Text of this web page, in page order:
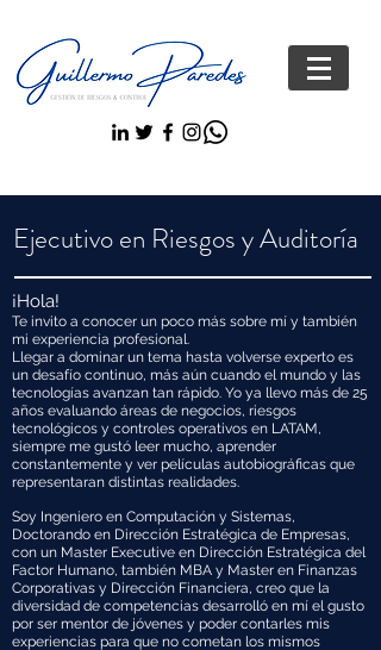
Ejecutivo en Riesgos yAuditoría
¡Hola!
Te invito a conocer un poco más sobre mí y también
mi experiencia profesional.
Llegar a dominar un tema hasta volverse experto es
un desafío continuo, más aún cuando el mundo y las
tecnologías avanzan tan rápido. Yo ya llevo más de 25
años evaluando áreas de negocios, riesgos
tecnológicos y controles operativos en LATAM,
siempre me gustó leer mucho, aprender
constantemente y ver películas autobiográficas que
representaran distintas realidades.
Soy Ingeniero en Computación y Sistemas,
Doctorando en Dirección Estratégica de Empresas,
con un Master Executive en Dirección Estratégica del
Factor Humano, también MBA y Master en Finanzas
Corporativas y Dirección Financiera, creo que la
diversidad de competencias desarrolló en mí el gusto
por ser mentor de jóvenes y poder contarles mis
experiencias para que no cometan los mismos